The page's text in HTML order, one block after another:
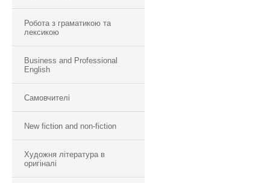
Робота з граматикою та
лексикою
Business and Professional
English
Самовчителі
New fiction and non-fiction
Художня література в
оригіналі